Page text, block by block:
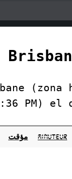
PM) el
مؤقت minuteur